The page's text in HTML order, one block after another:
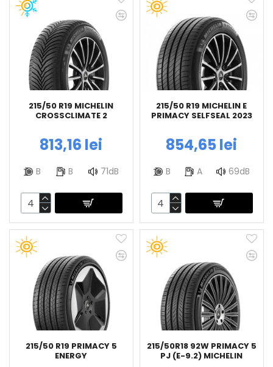
215/50 R19 MICHELIN
CROSSCLIMATE 2
813,16 lei
B B 71dB
215/50 R19 MICHELIN E
PRIMACY SELFSEAL 2023
854,65 lei
B A 69dB
215/50 R19 PRIMACY 5
ENERGY
215/50R18 92W PRIMACY 5
PJ (E-9.2) MICHELIN